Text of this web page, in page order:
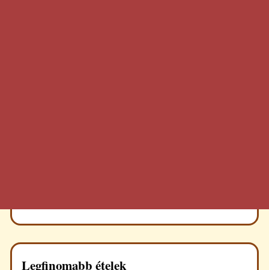
Legfinomabb ételek